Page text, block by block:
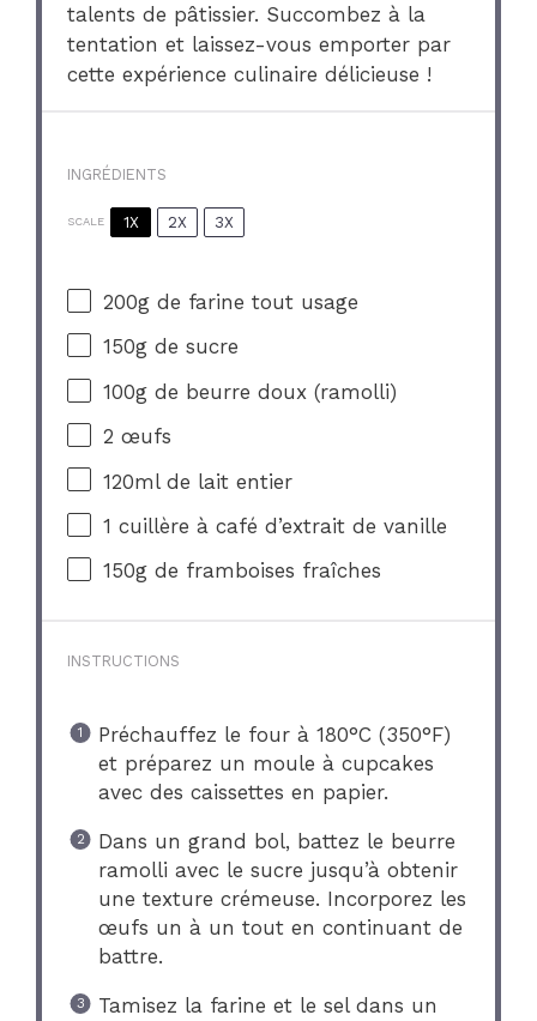
talents de pâtissier. Succombez à la
tentation et laissez-vous emporter par
cette expérience culinaire délicieuse !
INGRÉDIENTS
SCALE 1X 2X 3X
200g de farine tout usage
150g de sucre
100g de beurre doux (ramolli)
2 œufs
120ml de lait entier
1 cuillère à café d’extrait de vanille
150g de framboises fraîches
INSTRUCTIONS
Préchauffez le four à 180°C (350°F)
et préparez un moule à cupcakes
avec des caissettes en papier.
Dans un grand bol, battez le beurre
ramolli avec le sucre jusqu’à obtenir
une texture crémeuse. Incorporez les
œufs un à un tout en continuant de
battre.
Tamisez la farine et le sel dans un